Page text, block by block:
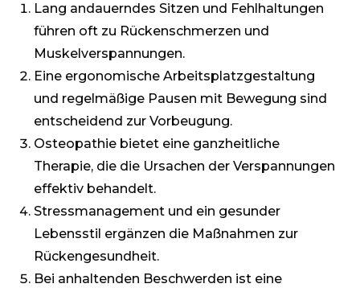
Lang andauerndes Sitzen und Fehlhaltungen
führen oft zu Rückenschmerzen und
Muskelverspannungen.
Eine ergonomische Arbeitsplatzgestaltung
und regelmäßige Pausen mit Bewegung sind
entscheidend zur Vorbeugung.
Osteopathie bietet eine ganzheitliche
Therapie, die die Ursachen der Verspannungen
effektiv behandelt.
Stressmanagement und ein gesunder
Lebensstil ergänzen die Maßnahmen zur
Rückengesundheit.
Bei anhaltenden Beschwerden ist eine